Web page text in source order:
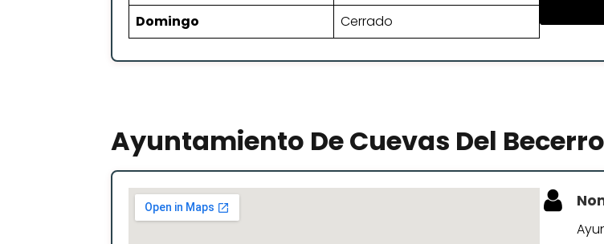
Domingo
Cerrado
Ayuntamiento De Cuevas Del Becerro